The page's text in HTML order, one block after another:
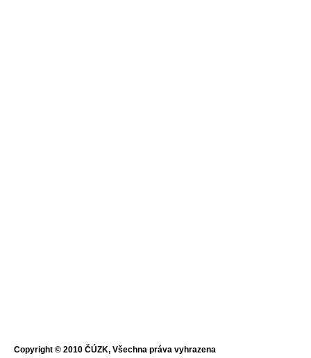
Copyright © 2010 ČÚZK, Všechna práva vyhrazena